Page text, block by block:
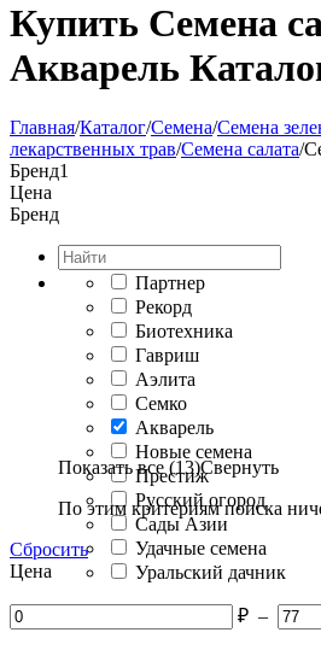
Купить Семена
Акварель
Главная/Каталог/Семена/Семена
лекарственных трав/Семена салата/
Бренд1
Цена
Бренд
Партнер
Рекорд
Биотехника
Гавриш
Аэлита
Семко
Акварель
Новые семена
Престиж
Русский огород
Сады Азии
Удачные семена
Уральский дачник
Показать все (13)Свернуть
По этим критериям поиска
Сбросить
Цена
₽ –